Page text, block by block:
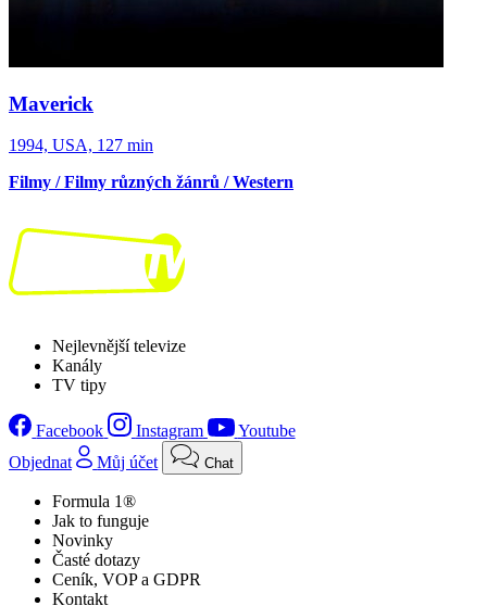
Maverick
1994, USA, 127 min
Filmy / Filmy různých žánrů / Western
Nejlevnější televize
Kanály
TV tipy
Facebook Instagram
Youtube
Objednat
Můj účet Chat
Formula 1®
Jak to funguje
Novinky
Časté dotazy
Ceník, VOP a GDPR
Kontakt